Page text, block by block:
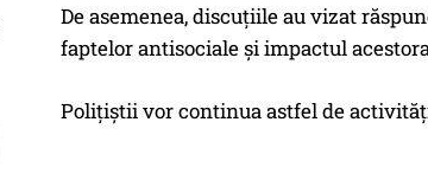
De asemenea, discuțiile au vizat
faptelor antisociale și impactul
Polițiștii vor continua astfel de